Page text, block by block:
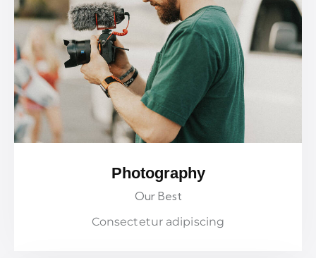
Photography
Our Best
Consectetur adipiscing